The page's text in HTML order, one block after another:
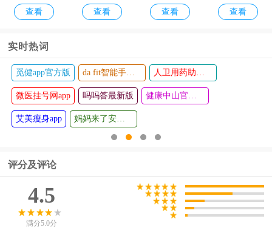
助手app
查看
上药店app
查看
查看
美容app
查看
健康天津a
pp
查看
感之度体
温app
查看
实时热词
觅健app官方版
微医挂号网app 吗吗答最新版
艾美瘦身app
评分及评论
4.5
满分5.0分